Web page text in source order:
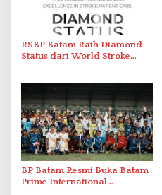
RSBP Batam Raih Diamond
Status dari World Stroke
Berstandar Internasional
BP Batam Resmi Buka Batam
Prime International